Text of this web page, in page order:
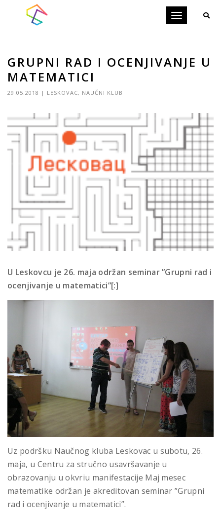
Toggle
GRUPNI RAD I OCENJIVANJE U
MATEMATICI
29.05.2018 | LESKOVAC, NAUČNI KLUB
U Leskovcu je 26. maja održan seminar ”Grupni rad i
ocenjivanje u matematici”[:]
Uz podršku Naučnog kluba Leskovac u subotu, 26.
maja, u Centru za stručno usavršavanje u
obrazovanju u okvriu manifestacije Maj mesec
matematike održan je akreditovan seminar ”Grupni
rad i ocenjivanje u matematici”.